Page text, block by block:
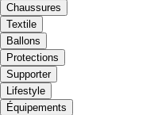
Chaussures
Textile
Ballons
Protections
Supporter
Lifestyle
Équipements